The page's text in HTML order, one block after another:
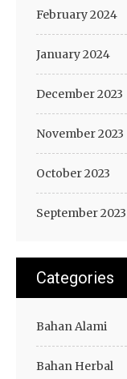
February 2024
January 2024
December 2023
November 2023
October 2023
September 2023
Categories
Bahan Alami
Bahan Herbal